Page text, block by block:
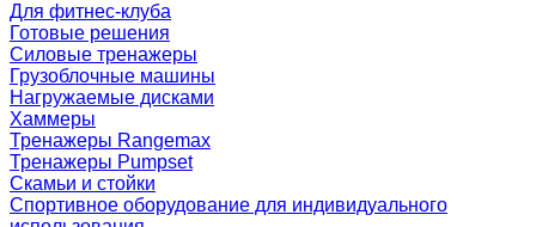
Для фитнес-клуба
Готовые решения
Силовые тренажеры
Грузоблочные машины
Нагружаемые дисками
Хаммеры
Тренажеры Rangemax
Тренажеры Pumpset
Скамьи и стойки
Спортивное оборудование для индивидуального